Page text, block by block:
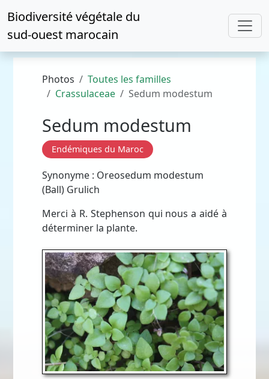
Biodiversité végétale du
sud-ouest marocain
Photos
Toutes les familles
Crassulaceae
Sedum modestum
Sedum modestum
Endémiques du Maroc
Synonyme : Oreosedum modestum
(Ball) Grulich
Merci à R. Stephenson qui nous a aidé à
déterminer la plante.